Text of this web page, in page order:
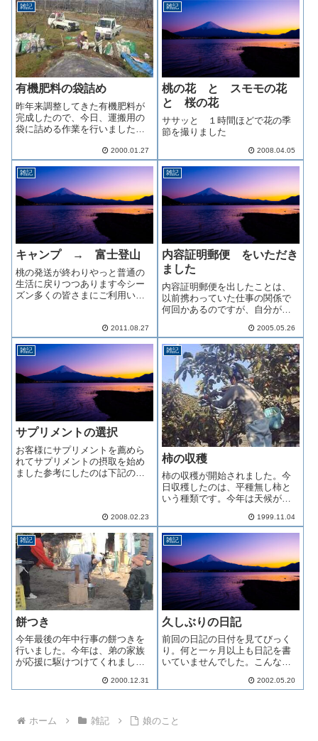
雑記
有機肥料の袋詰め
昨年来調整してきた有機肥料が
完成したので、今日、運搬用の
袋に詰める作業を行いました。
以上の有機肥料をスコップで袋
詰めする作業は、きつい！今
日、約半分が終了しましたが、
今、ボロボロの体でキーボード
を叩いております。...
2000.01.27
雑記
桃の花 と スモモの花
と 桜の花
ササッと １時間ほどで花の季
節を撮りました
2008.04.05
雑記
キャンプ → 富士登山
桃の発送が終わりやっと普通の
生活に戻りつつあります今シー
ズン多くの皆さまにご利用いた
礼申し上げますまた天候不順等
でご迷惑をおかけしてしまった
お客様にはたいへん申し訳ござ
いませんでした今...
2011.08.27
雑記
内容証明郵便 をいただき
ました
内容証明郵便を出したことは、
以前携わっていた仕事の関係で
何回かあるのですが、自分がい
どちらからいただいたかという
と、桃○郎ぶどうで有名な、岡山
県桃○郎ぶどう生産組合様です。
内容証明郵便とは？ 訴訟にも
証拠と...
2005.05.26
雑記
サプリメントの選択
お客様にサプリメントを薦めら
れてサプリメントの摂取を始め
ました参考にしたのは下記の図
2008.02.23
雑記
柿の収穫
柿の収穫が開始されました。今
日収穫したのは、平種無し柿と
いう種類です。今年は天候が良
1999.11.04
雑記
餅つき
今年最後の年中行事の餅つきを
行いました。今年は、弟の家族
が応援に駆けつけてくれまし
る餅つきに最初は少しとまどっ
た。餅米は柔らかくするために
2000.12.31
雑記
久しぶりの日記
前回の日記の日付を見てびっく
り。何と一ヶ月以上も日記を書
いていませんでした。こんな事
始めてのことだと思います。一
生育が１０日から半月も早まっ
2002.05.20
ホーム 雑記 娘のこと